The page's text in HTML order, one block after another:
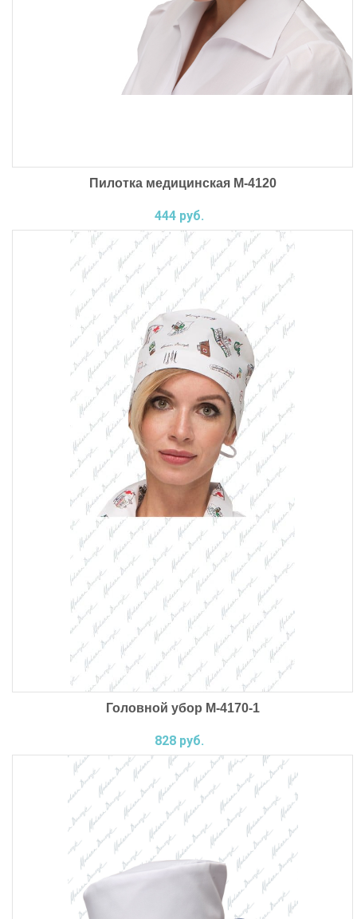
Пилотка медицинская ‌М-4120
444 руб.
Головной убор М-4170-1
828 руб.